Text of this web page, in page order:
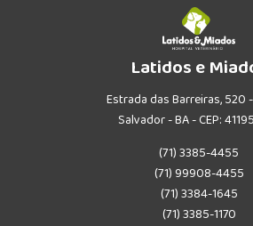
Latidos e
Estrada das Barreiras, 520
Salvador - BA - CEP:
(71) 3385-4455
(71) 99908-4455
(71) 3384-1645
(71) 3385-1170